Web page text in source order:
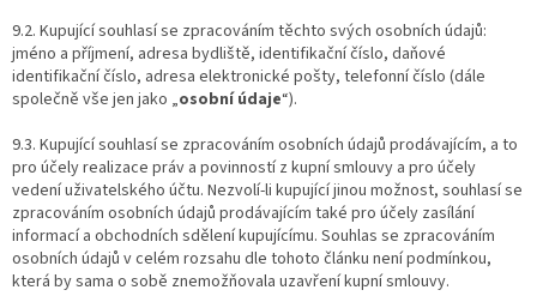
9.2. Kupující souhlasí se zpracováním těchto svých osobních údajů:
jméno a příjmení, adresa bydliště, identifikační číslo, daňové
identifikační číslo, adresa elektronické pošty, telefonní číslo (dále
společně vše jen jako „osobní údaje“).
9.3. Kupující souhlasí se zpracováním osobních údajů prodávajícím, a to
pro účely realizace práv a povinností z kupní smlouvy a pro účely
vedení uživatelského účtu. Nezvolí-li kupující jinou možnost, souhlasí se
zpracováním osobních údajů prodávajícím také pro účely zasílání
informací a obchodních sdělení kupujícímu. Souhlas se zpracováním
osobních údajů v celém rozsahu dle tohoto článku není podmínkou,
která by sama o sobě znemožňovala uzavření kupní smlouvy.